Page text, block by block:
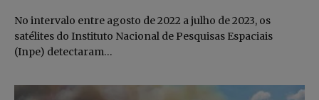
No intervalo entre agosto de 2022 a julho de 2023, os
satélites do Instituto Nacional de Pesquisas Espaciais
(Inpe) detectaram…